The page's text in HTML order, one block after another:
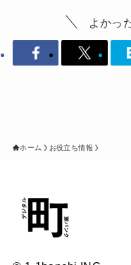
よかっ
ホーム お役立ち情報